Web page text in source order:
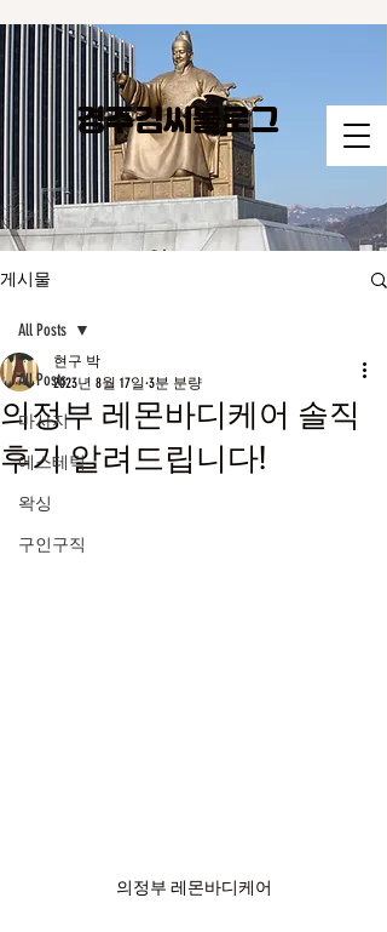
경주김씨​블로그
게시물
All Posts
마사지
에스테틱
왁싱
구인구직
All Posts
의정부 레몬바디케어 솔직
후기 알려드립니다!
현구 박
2023년 8월 17일 3분 분량
의정부 레몬바디케어